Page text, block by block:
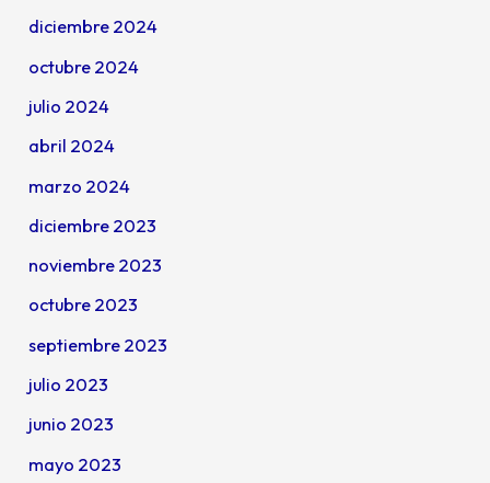
diciembre 2024
octubre 2024
julio 2024
abril 2024
marzo 2024
diciembre 2023
noviembre 2023
octubre 2023
septiembre 2023
julio 2023
junio 2023
mayo 2023